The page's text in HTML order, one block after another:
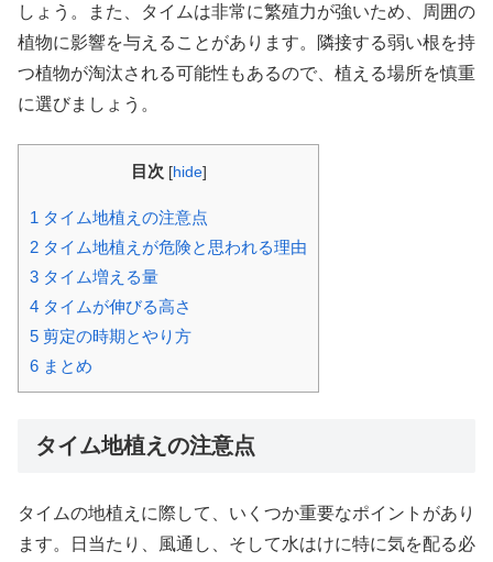
しょう。また、タイムは非常に繁殖力が強いため、周囲の
植物に影響を与えることがあります。隣接する弱い根を持
つ植物が淘汰される可能性もあるので、植える場所を慎重
に選びましょう。
目次 [hide]
1 タイム地植えの注意点
2 タイム地植えが危険と思われる理由
3 タイム増える量
4 タイムが伸びる高さ
5 剪定の時期とやり方
6 まとめ
タイム地植えの注意点
タイムの地植えに際して、いくつか重要なポイントがあり
ます。日当たり、風通し、そして水はけに特に気を配る必